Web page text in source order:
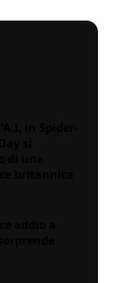
in Spider-
si
addio a